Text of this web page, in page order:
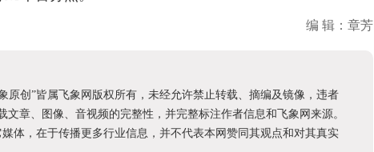
编 辑：章芳
原创”皆属飞象网版权所有，未经允许禁止转载、摘编及镜像，违者
章、图像、音视频的完整性，并完整标注作者信息和飞象网来源。
体，在于传播更多行业信息，并不代表本网赞同其观点和对其真实